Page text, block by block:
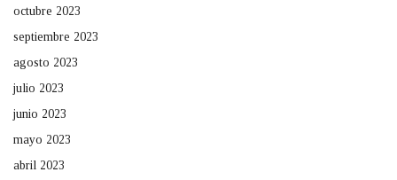
octubre 2023
septiembre 2023
agosto 2023
julio 2023
junio 2023
mayo 2023
abril 2023